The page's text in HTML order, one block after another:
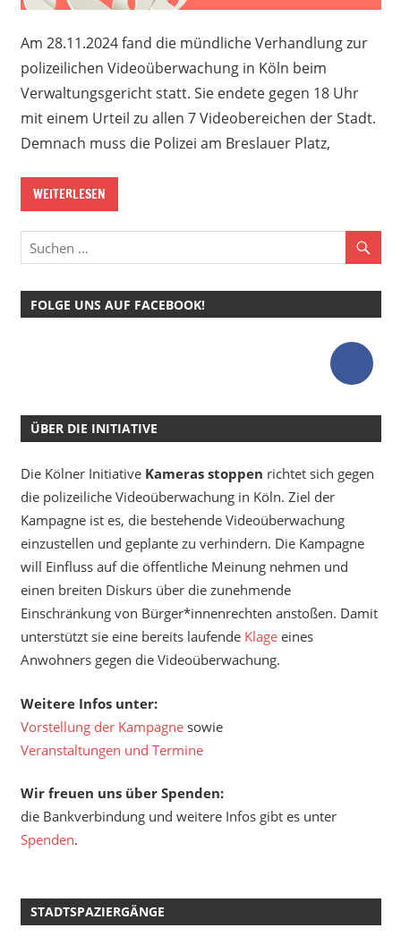
Am 28.11.2024 fand die mündliche Verhandlung zur
polizeilichen Videoüberwachung in Köln beim
Verwaltungsgericht statt. Sie endete gegen 18 Uhr
mit einem Urteil zu allen 7 Videobereichen der Stadt.
Demnach muss die Polizei am Breslauer Platz,
WEITERLESEN
FOLGE UNS AUF FACEBOOK!
ÜBER DIE INITIATIVE
Die Kölner Initiative Kameras stoppen richtet sich gegen
die polizeiliche Videoüberwachung in Köln. Ziel der
Kampagne ist es, die bestehende Videoüberwachung
einzustellen und geplante zu verhindern. Die Kampagne
will Einfluss auf die öffentliche Meinung nehmen und
einen breiten Diskurs über die zunehmende
Einschränkung von Bürger*innenrechten anstoßen. Damit
unterstützt sie eine bereits laufende Klageeines
Anwohners gegen die Videoüberwachung.
Weitere Infos unter:
Vorstellung der Kampagne sowie
Veranstaltungen und Termine
Wir freuen uns über Spenden:
die Bankverbindung und weitere Infos gibt es unter
Spenden.
STADTSPAZIERGÄNGE